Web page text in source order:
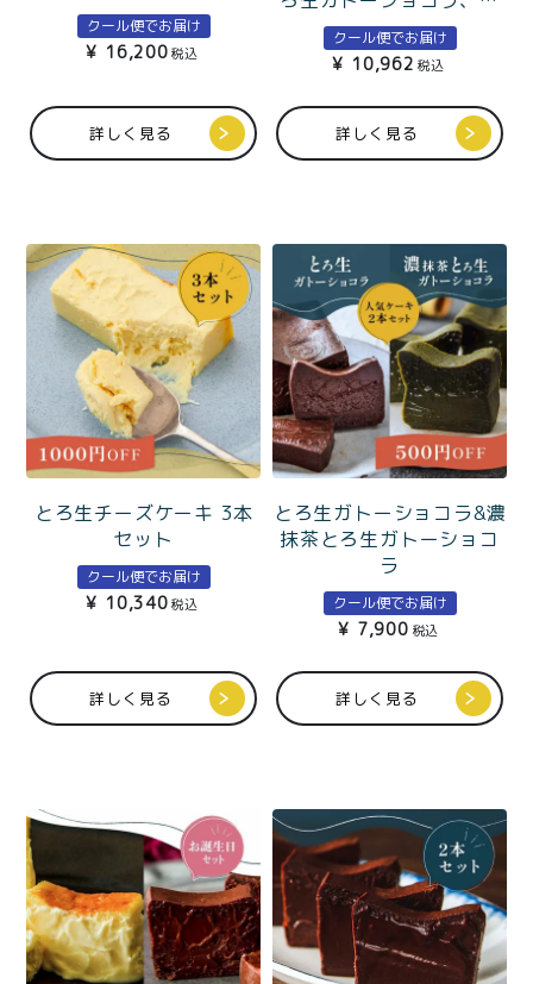
季節限定
¥2,000〜¥3,999
〜¥1,999
TOP
読みもの
会社概要
お問い合わせ
商品
メンバー特典
ご利用ガイド
プライバシーポリシー
特定商取引法に基づく表記
（チーズ・アールグレ
イ）＆とろ生ガトーショ
コラ2種（ガトー・抹茶ガ
クール便でお届け
¥ 16,200税込
詳しく見る
ろ生チーズケーキ)
クール便でお届け
¥ 10,962 税込
詳しく見る
とろ生チーズケーキ 3本
セット
クール便でお届け
¥ 10,340税込
詳しく見る
とろ生ガトーショコラ&濃
抹茶とろ生ガトーショコ
ラ
クール便でお届け
¥ 7,900 税込
詳しく見る